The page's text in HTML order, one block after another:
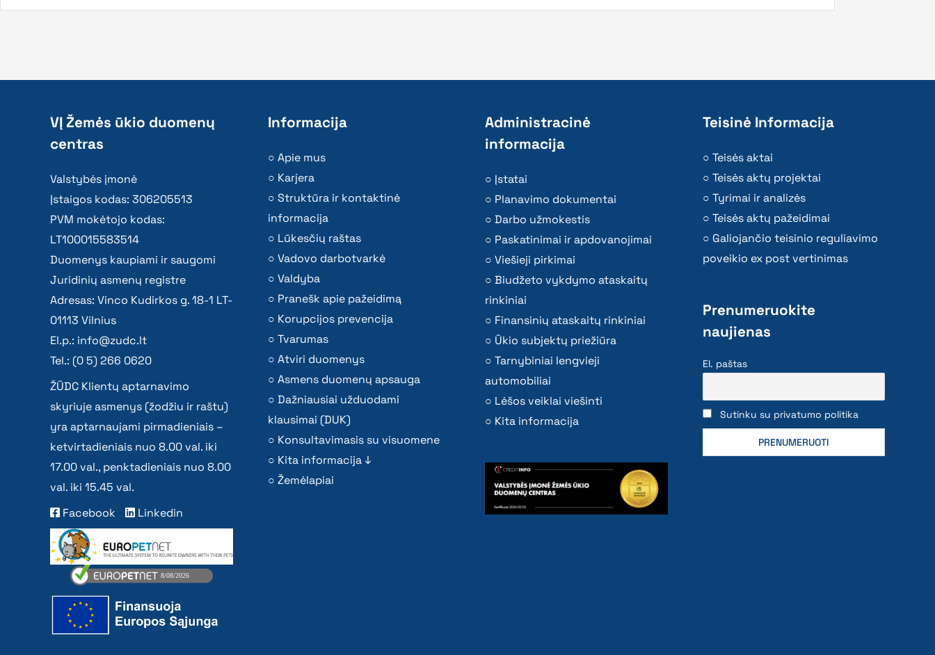
VĮ Žemės ūkio duomenų
centras
Valstybės įmonė
Įstaigos kodas: 306205513
PVM mokėtojo kodas:
LT100015583514
Duomenys kaupiami ir saugomi
Juridinių asmenų registre
Adresas: Vinco Kudirkos g. 18-1 LT-
01113 Vilnius
El.p.: info@zudc.lt
Tel.: (0 5) 266 0620
ŽŪDC Klientų aptarnavimo
skyriuje asmenys (žodžiu ir raštu)
yra aptarnaujami pirmadieniais –
ketvirtadieniais nuo 8.00 val. iki
17.00 val., penktadieniais nuo 8.00
val. iki 15.45 val.
Facebook
Linkedin
Informacija
Apie mus
Karjera
Struktūra ir kontaktinė
informacija
Lūkesčių raštas
Vadovo darbotvarkė
Valdyba
Pranešk apie pažeidimą
Korupcijos prevencija
Tvarumas
Atviri duomenys
Asmens duomenų apsauga
Dažniausiai užduodami
klausimai (DUK)
Konsultavimasis su visuomene
Kita informacija ↓
Žemėlapiai
Administracinė
informacija
Įstatai
Planavimo dokumentai
Darbo užmokestis
Paskatinimai ir apdovanojimai
Viešieji pirkimai
Biudžeto vykdymo ataskaitų
rinkiniai
Finansinių ataskaitų rinkiniai
Ūkio subjektų priežiūra
Tarnybiniai lengvieji
automobiliai
Lėšos veiklai viešinti
Kita informacija
Teisinė Informacija
Teisės aktai
Teisės aktų projektai
Tyrimai ir analizės
Teisės aktų pažeidimai
Galiojančio teisinio reguliavimo
poveikio ex post vertinimas
Prenumeruokite
naujienas
El. paštas
Sutinku su privatumo politika